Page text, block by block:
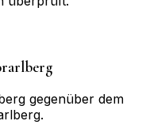
gegenüber dem
.